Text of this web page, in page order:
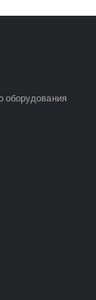
оборудования